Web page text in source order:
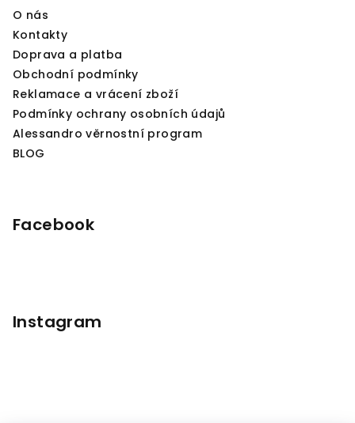
O nás
Kontakty
Doprava a platba
Obchodní podmínky
Reklamace a vrácení zboží
Podmínky ochrany osobních údajů
Alessandro věrnostní program
BLOG
Facebook
Instagram